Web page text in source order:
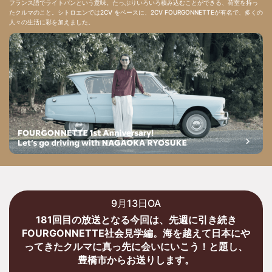
フランス語でライトバンという意味。たっぷりいろいろ積み込むことができる、荷室を持っ
たクルマのこと。シトロエンでは2CV をベースに、2CV FOURGONNETTEが有名で、多くの
人々の生活に彩を加えました。
9月13日OA
181回目の放送となる今回は、先週に引き続き
FOURGONNETTE社会見学編。海を越えて日本にや
ってきたクルマに真っ先に会いにいこう！と題し、
豊橋市からお送りします。